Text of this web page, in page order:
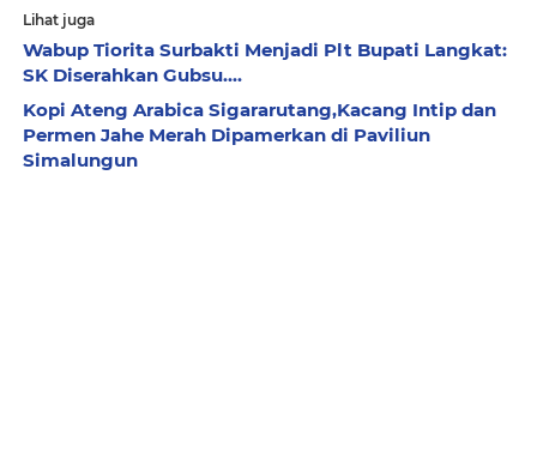
Lihat juga
Wabup Tiorita Surbakti Menjadi Plt Bupati Langkat:
SK Diserahkan Gubsu....
Kopi Ateng Arabica Sigararutang,Kacang Intip dan
Permen Jahe Merah Dipamerkan di Paviliun
Simalungun